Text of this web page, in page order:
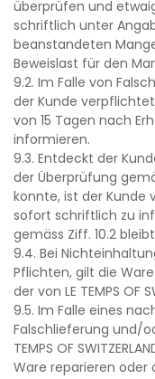
überprüfen und
schriftlich unter
beanstandeten
Beweislast für den
9.2. Im Falle von
der Kunde verpflichtet,
von 15 Tagen nach
informieren.
9.3. Entdeckt der
der Überprüfung
konnte, ist der Kunde
sofort schriftlich zu
gemäss Ziff. 10.2
9.4. Bei
Pflichten, gilt die
der von LE TEMPS OF
9.5. Im Falle eines
Falschlieferung und/
TEMPS OF
Ware reparieren